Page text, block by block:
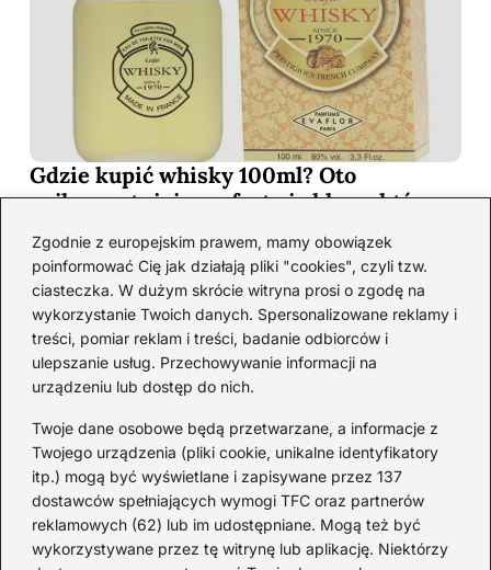
Zgodnie z europejskim prawem, mamy obowiązek
poinformować Cię jak działają pliki "cookies", czyli tzw.
ciasteczka. W dużym skrócie witryna prosi o zgodę na
wykorzystanie Twoich danych. Spersonalizowane reklamy i
treści, pomiar reklam i treści, badanie odbiorców i
ulepszanie usług. Przechowywanie informacji na
urządzeniu lub dostęp do nich.
Twoje dane osobowe będą przetwarzane, a informacje z
Twojego urządzenia (pliki cookie, unikalne identyfikatory
itp.) mogą być wyświetlane i zapisywane przez 137
dostawców spełniających wymogi TFC oraz partnerów
reklamowych (62) lub im udostępniane. Mogą też być
wykorzystywane przez tę witrynę lub aplikację. Niektórzy
Gdzie kupić whisky 100ml? Oto
najkorzystniejsze oferty i sklepy, które
2026-06-26
Kategorie
Koktajle(128)
Likier (10)
Piwo(28)
Porady(64)
Przekąski(36)
Rum(3)